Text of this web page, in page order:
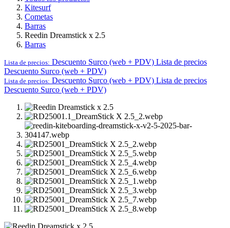
Kitesurf
Cometas
Barras
Reedin Dreamstick x 2.5
Barras
Lista de precios: Descuento Surco (web + PDV) Lista de precios
Descuento Surco (web + PDV)
Lista de precios: Descuento Surco (web + PDV) Lista de precios
Descuento Surco (web + PDV)